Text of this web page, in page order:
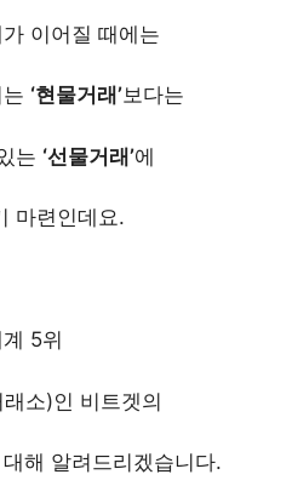
이어질 때에는
‘현물거래’보다는
는 ‘선물거래’에
마련인데요.
5위
소)인 비트겟의
해 알려드리겠습니다.